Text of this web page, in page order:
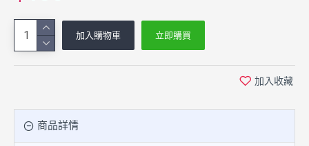
加入購物車 立即購買
加入收藏
商品詳情